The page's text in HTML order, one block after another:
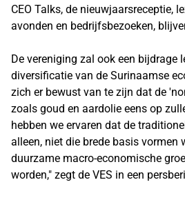
CEO Talks, de nieuwjaarsreceptie,
avonden en bedrijfsbezoeken,
De vereniging zal ook een bijdrage
diversificatie van de Surinaamse
zich er bewust van te zijn dat de
zoals goud en aardolie eens op
hebben we ervaren dat de
alleen, niet die brede basis vormen
duurzame macro-economische
worden," zegt de VES in een